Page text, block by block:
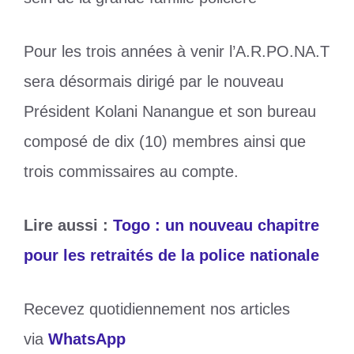
Pour les trois années à venir l’A.R.PO.NA.T
sera désormais dirigé par le nouveau
Président Kolani Nanangue et son bureau
composé de dix (10) membres ainsi que
trois commissaires au compte.
Lire aussi : Togo : un nouveau chapitre
pour les retraités de la police nationale
Recevez quotidiennement nos articles
via WhatsApp